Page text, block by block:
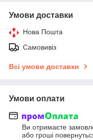
Умови доставки
Нова Пошта
Самовивіз
Всі умови доставки
Умови оплати
Ви отримаєте
або гроші